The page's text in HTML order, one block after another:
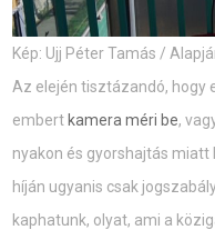
Kép: Ujj Péter Tamás /
Az elején tisztázandó, hogy
embert kamera méri be,
nyakon és gyorshajtás miatt
híján ugyanis csak
kaphatunk, olyat, ami a